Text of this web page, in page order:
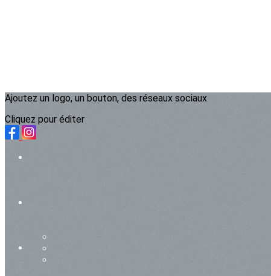
Ajoutez un logo, un bouton, des réseaux sociaux
Cliquez pour éditer